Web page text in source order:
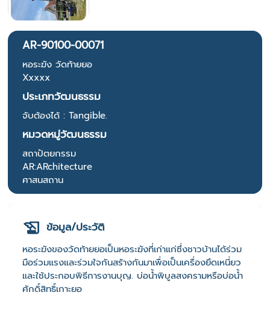
AR-90100-00071
หอระฆัง วัดท้ายยอ
Xxxxx
ประเภทวัฒนธรรม
จับต้องได้ : Tangible.
หมวดหมู่วัฒนธรรม
สถาปัตยกรรม
AR:ARchitecture
ศาสนสถาน
ข้อมูล/ประวัติ
หอระฆังของวัดท้ายยอเป็นหอระฆังที่เก่าแก่ซึ่งชาวบ้านได้ร่วม
มือร่วมแรงและร่วมใจกันสร้างกันมาเพื่อเป็นเครื่องยึดเหนี่ยว
และใช้ประกอบพิธีการงานบุญ. บ่อน้ำพิบูลสงครามหรือบ่อน้ำ
ศักดิ์สิทธิ์เกาะยอ